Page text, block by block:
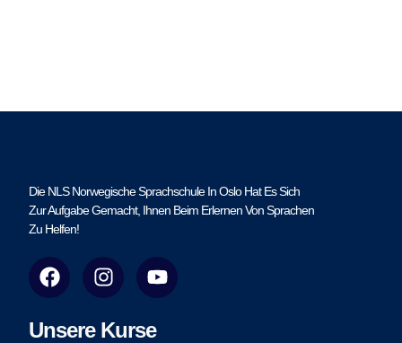
Die NLS Norwegische Sprachschule In Oslo Hat Es Sich
Zur Aufgabe Gemacht, Ihnen Beim Erlernen Von Sprachen
Zu Helfen!
F
a
e
I
n
t
Y
o
t
Unsere Kurse